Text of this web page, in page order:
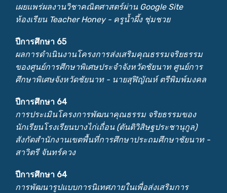
เผยแพร่ผลงานวิชาคณิตศาสตร์ผ่าน Google Site
ห้องเรียน Teacher Honey - ครูน้ำผึ้ง ชุ่มชวย
ปีการศึกษา 65
ผลการดำเนินงานโครงการส่งเสริมคุณธรรมจริยธรรม
ของศูนย์การศึกษาพิเศษประจำจังหวัดชัยนาท ศูนย์การ
ศึกษาพิเศษจังหวัดชัยนาท - นายสุฬิญัณห์ ตรีพิมพ์มงคล
ปีการศึกษา 64
การประเมินโครงการพัฒนาคุณธรรม จริยธรรมของ
นักเรียนโรงเรียนบางไก่เถื่อน (ตันติวิสิษฐประชานุกูล)
สังกัดสำนักงานเขตพื้นที่การศึกษาประถมศึกษาชัยนาท -
สาวิตรี จันทร์ควง
ปีการศึกษา 64
การพัฒนารูปแบบการนิเทศภายในเพื่อส่งเสริมการ